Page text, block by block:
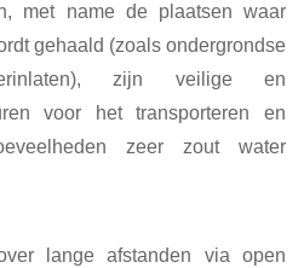
met name de plaatsen waar
gehaald (zoals ondergrondse
zijn veilige en
voor het transporteren en
zeer zout water
lange afstanden via open